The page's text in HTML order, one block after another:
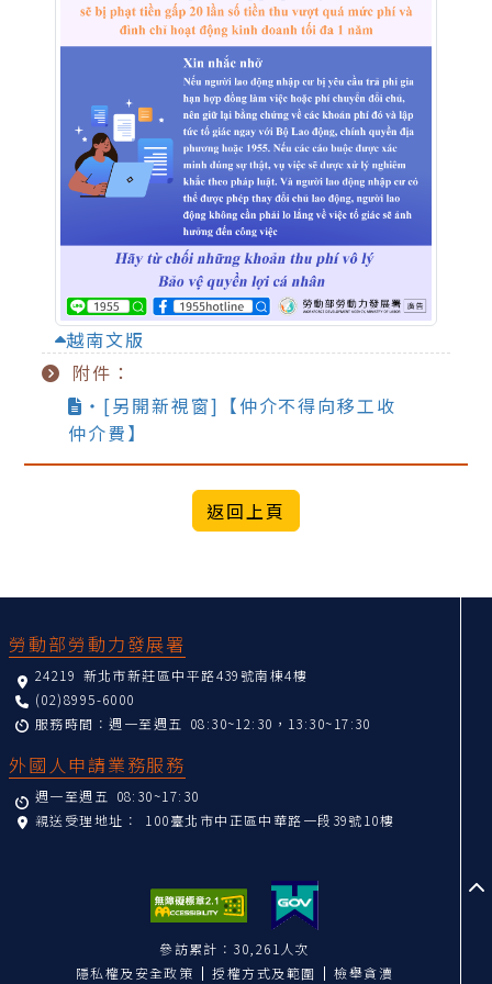
越南文版
附件：
‧[另開新視窗]【仲介不得向移工收
仲介費】
勞動部勞動力發展署
24219 新北市新莊區中平路439號南棟4樓
(02)8995-6000
服務時間：週一至週五 08:30~12:30，13:30~17:30
外國人申請業務服務
週一至週五 08:30~17:30
親送受理地址： 100臺北市中正區中華路一段39號10樓
參訪累計：30,261人次
隱私權及安全政策
授權方式及範圍 檢舉貪瀆
至